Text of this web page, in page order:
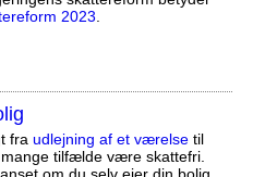
2023
fra udlejning af et værelsetil
tilfælde være skattefri.